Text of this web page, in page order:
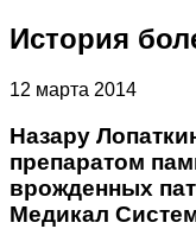
История
12 марта 2014
Назару
препаратом
врожденных
Медикал